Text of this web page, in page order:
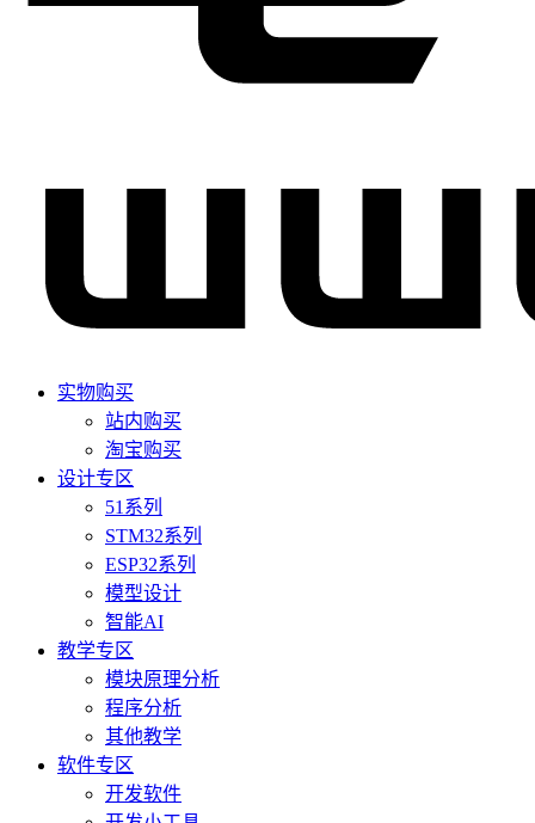
实物购买
站内购买
淘宝购买
设计专区
51系列
STM32系列
ESP32系列
模型设计
智能AI
教学专区
模块原理分析
程序分析
其他教学
软件专区
开发软件